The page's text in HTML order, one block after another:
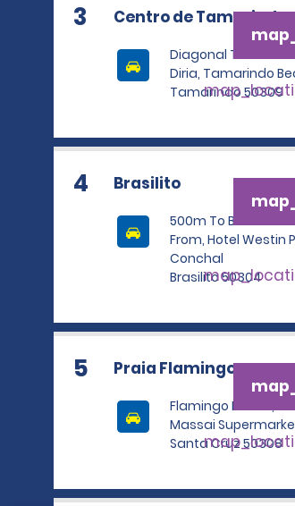
3 Centro de Tamarindo
Diagonal To
Diria, Tamarindo
Tamarindo 50309
4 Brasilito
500m To Brasilito
From, Hotel Westin
Conchal
Brasilito 50304
5 Praia Flamingo
Flamingo Beach,
Massai
Santa Cruz 50308